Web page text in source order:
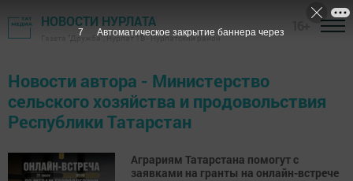
НОВОСТИ НУРЛАТА
Газета "Дружба", Нурлат ТВ - Нурлатский район
Новости автора - Министерство
сельского хозяйства и продовольствия
Республики Татарстан
Аграриям Татарстана помогут с
заявками на гранты на онлайн-встрече
6 Автоматическое закрытие баннера через